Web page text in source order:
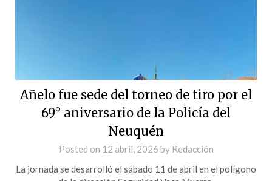
Añelo fue sede del torneo de tiro por el
69° aniversario de la Policía del
Neuquén
Posted on 12 abril, 2026 by Redacción
La jornada se desarrolló el sábado 11 de abril en el polígono